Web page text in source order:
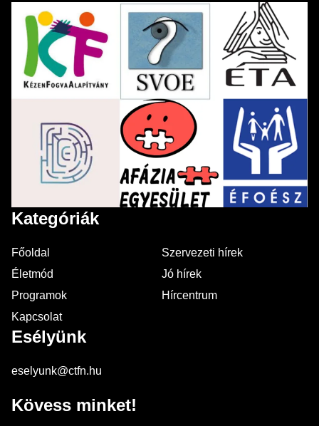
Kategóriák
Főoldal
Szervezeti hírek
Életmód
Jó hírek
Programok
Hírcentrum
Kapcsolat
Esélyünk
eselyunk@ctfn.hu
Kövess minket!